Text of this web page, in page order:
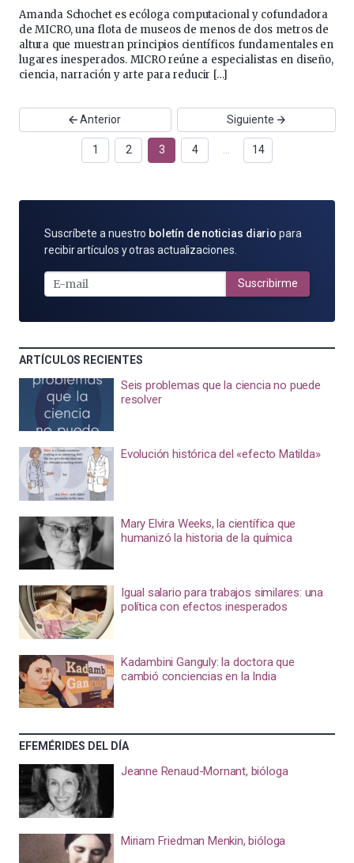
Amanda Schochet es ecóloga computacional y cofundadora
de MICRO, una flota de museos de menos de dos metros de
altura que muestran principios científicos fundamentales en
lugares inesperados. MICRO reúne a especialistas en diseño,
ciencia, narración y arte para reducir […]
Anterior Siguiente
1 2 3 4 … 14
SUSCRÍBETE
POR
MAIL
Suscríbete a nuestro boletín de noticias diario para
recibir artículos y otras actualizaciones.
Suscribirme
ARTÍCULOS RECIENTES
Seis problemas que la ciencia no puede
resolver
Evolución histórica del «efecto Matilda»
Mary Elvira Weeks, la científica que
humanizó la historia de la química
Igual salario para trabajos similares: una
política con efectos inesperados
Kadambini Ganguly: la doctora que
cambió conciencias en la India
EFEMÉRIDES DEL DÍA
Jeanne Renaud-Mornant, bióloga
Miriam Friedman Menkin, bióloga